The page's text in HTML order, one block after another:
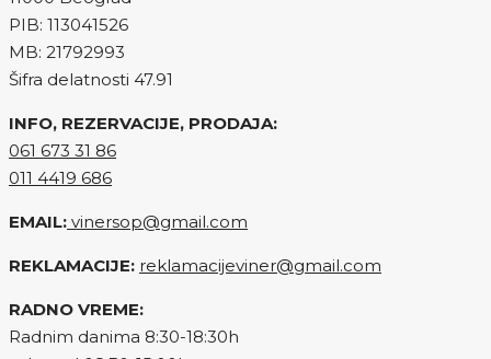
PIB: 113041526
MB: 21792993
Šifra delatnosti 47.91
INFO, REZERVACIJE, PRODAJA:
061 673 31 86
011 4419 686
EMAIL: vinersop@gmail.com
REKLAMACIJE: reklamacijeviner@gmail.com
RADNO VREME:
Radnim danima 8:30-18:30h